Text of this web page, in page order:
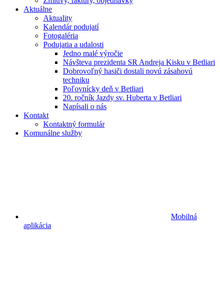
Aktuálne
Aktuality
Kalendár podujatí
Fotogaléria
Podujatia a udalosti
Jedno malé výročie
Návšteva prezidenta SR Andreja Kisku v Betliari
Dobrovoľný hasiči dostali novú zásahovú
techniku
Poľovnícky deň v Betliari
20. ročník Jazdy sv. Huberta v Betliari
Napísali o nás
Kontakt
Kontaktný formulár
Komunálne služby
Mobilná
aplikácia